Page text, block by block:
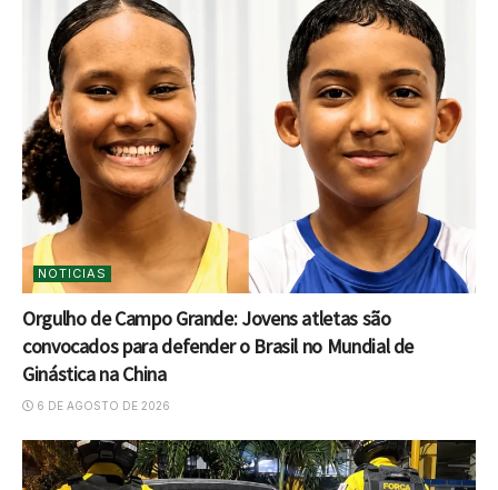
NOTICIAS
Orgulho de Campo Grande: Jovens atletas são
convocados para defender o Brasil no Mundial de
Ginástica na China
6 DE AGOSTO DE 2026